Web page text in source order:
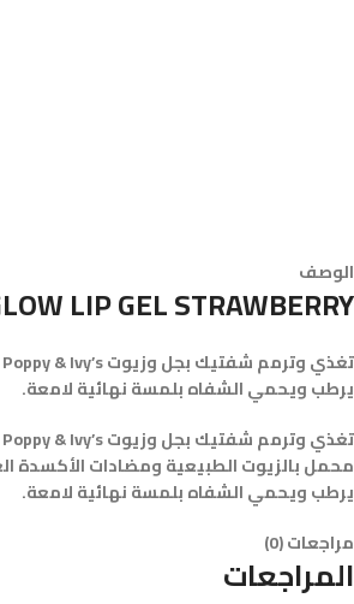
الوصف
LIP GEL STRAWBERRY
يرطب ويحمي الشفاه بلمسة نهائية لامعة.
تغذي وترمم شفتيك بجل وزيوت Poppy & Ivy’s للشفاه!
محمل بالزيوت الطبيعية ومضادات الأكسدة
يرطب ويحمي الشفاه بلمسة نهائية لامعة.
مراجعات (0)
المراجعات